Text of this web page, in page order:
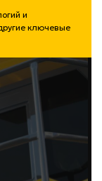
и
ключевые